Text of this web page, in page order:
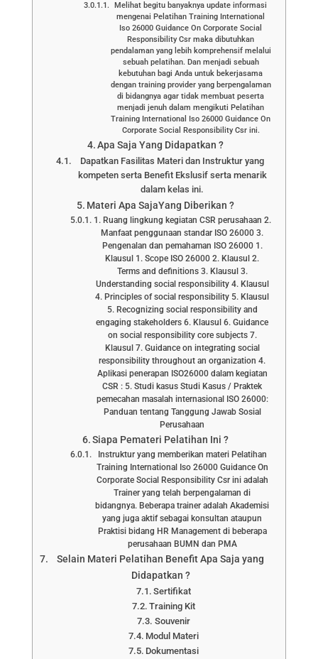
Melihat begitu banyaknya update informasi
mengenai Pelatihan Training International
Iso 26000 Guidance On Corporate Social
Responsibility Csr maka dibutuhkan
pendalaman yang lebih komprehensif melalui
sebuah pelatihan. Dan menjadi sebuah
kebutuhan bagi Anda untuk bekerjasama
dengan training provider yang berpengalaman
di bidangnya agar tidak membuat peserta
menjadi jenuh dalam mengikuti Pelatihan
Training International Iso 26000 Guidance On
Corporate Social Responsibility Csr ini.
Apa Saja Yang Didapatkan ?
Dapatkan Fasilitas Materi dan Instruktur yang
kompeten serta Benefit Ekslusif serta menarik
dalam kelas ini.
Materi Apa SajaYang Diberikan ?
1. Ruang lingkung kegiatan CSR perusahaan 2.
Manfaat penggunaan standar ISO 26000 3.
Pengenalan dan pemahaman ISO 26000 1.
Klausul 1. Scope ISO 26000 2. Klausul 2.
Terms and definitions 3. Klausul 3.
Understanding social responsibility 4. Klausul
4. Principles of social responsibility 5. Klausul
5. Recognizing social responsibility and
engaging stakeholders 6. Klausul 6. Guidance
on social responsibility core subjects 7.
Klausul 7. Guidance on integrating social
responsibility throughout an organization 4.
Aplikasi penerapan ISO26000 dalam kegiatan
CSR : 5. Studi kasus Studi Kasus / Praktek
pemecahan masalah internasional ISO 26000:
Panduan tentang Tanggung Jawab Sosial
Perusahaan
Siapa Pemateri Pelatihan Ini ?
Instruktur yang memberikan materi Pelatihan
Training International Iso 26000 Guidance On
Corporate Social Responsibility Csr ini adalah
Trainer yang telah berpengalaman di
bidangnya. Beberapa trainer adalah Akademisi
yang juga aktif sebagai konsultan ataupun
Praktisi bidang HR Management di beberapa
perusahaan BUMN dan PMA
Selain Materi Pelatihan Benefit Apa Saja yang
Didapatkan ?
Sertifikat
Training Kit
Souvenir
Modul Materi
Dokumentasi